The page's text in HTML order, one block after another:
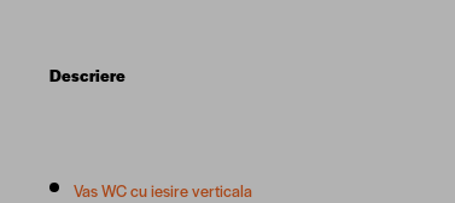
Descriere
Vas WC cu iesire verticala